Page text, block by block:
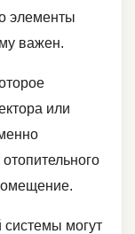
элементы
важен.
или
системы могут